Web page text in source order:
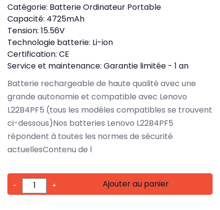
Catégorie: Batterie Ordinateur Portable
Capacité: 4725mAh
Tension: 15.56V
Technologie batterie: Li-ion
Certification: CE
Service et maintenance: Garantie limitée - 1 an
Batterie rechargeable de haute qualité avec une
grande autonomie et compatible avec Lenovo
L22B4PF5 (tous les modèles compatibles se trouvent
ci-dessous)Nos batteries Lenovo L22B4PF5
répondent à toutes les normes de sécurité
actuellesContenu de l
- + Ajouter au panier